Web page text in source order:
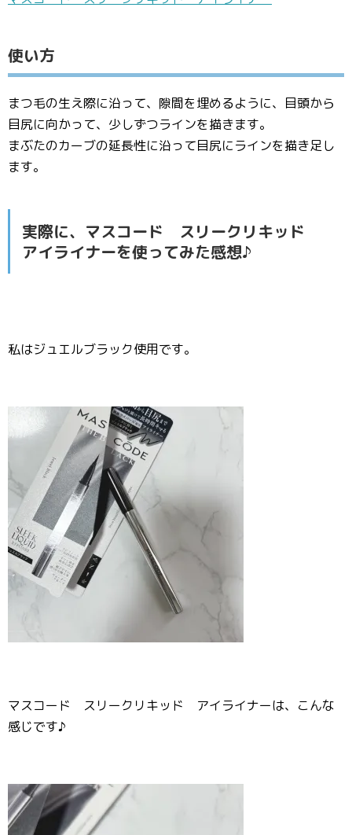
使い方
まつ毛の生え際に沿って、隙間を埋めるように、目頭から
目尻に向かって、少しずつラインを描きます。
まぶたのカーブの延長性に沿って目尻にラインを描き足し
ます。
実際に、マスコード スリークリキッド
アイライナーを使ってみた感想♪
私はジュエルブラック使用です。
マスコード スリークリキッド アイライナーは、こんな
感じです♪